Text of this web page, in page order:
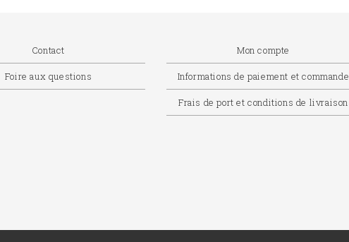
Contact
Foire aux questions
Mon compte
Informations de paiement et commande
Frais de port et conditions de livraison